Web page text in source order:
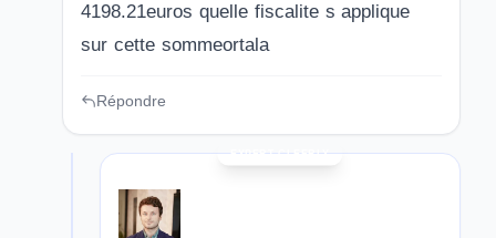
4198.21euros quelle fiscalite s applique
sur cette sommeortala
Répondre